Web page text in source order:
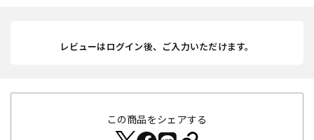
レビューはログイン後、ご入力いただけます。
この商品をシェアする